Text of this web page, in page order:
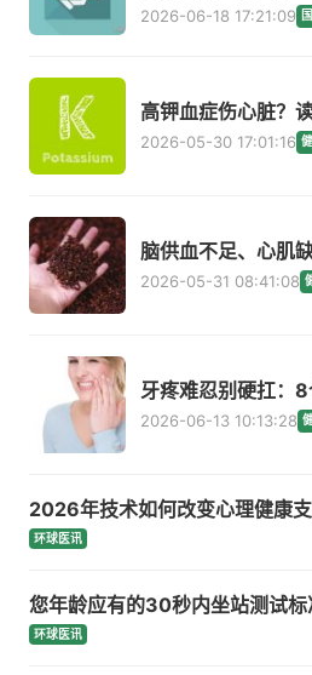
2026-06-18 17:21:09
高钾血症伤心脏？
2026-05-30 17:01:16
脑供血不足、心肌
2026-05-31 08:41:08
牙疼难忍别硬扛：
2026-06-13 10:13:28
2026年技术如何改变心理健康
环球医讯
您年龄应有的30秒内坐站测试标
环球医讯